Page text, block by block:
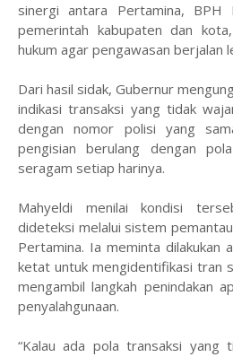
sinergi antara Pertamina, BPH
pemerintah kabupaten dan
hukum agar pengawasan berjalan
Dari hasil sidak, Gubernur
indikasi transaksi yang tidak
dengan nomor polisi yang
pengisian berulang dengan
seragam setiap harinya.
Mahyeldi menilai kondisi
dideteksi melalui sistem
Pertamina. Ia meminta dilakukan
ketat untuk mengidentifikasi tran
mengambil langkah penindakan
penyalahgunaan.
“Kalau ada pola transaksi yang